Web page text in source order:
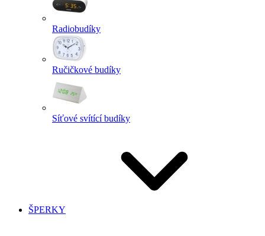
Radiobudíky
Ručičkové budíky
Síťové svítící budíky
ŠPERKY